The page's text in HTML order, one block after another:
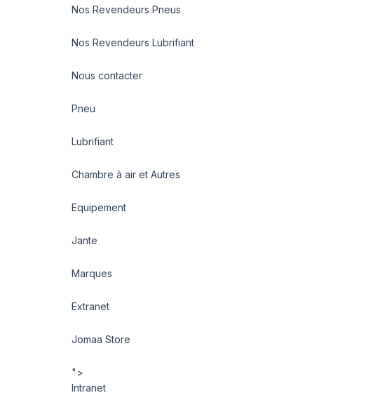
Nos Revendeurs Pneus
Nos Revendeurs Lubrifiant
Nous contacter
Pneu
Lubrifiant
Chambre à air et Autres
Equipement
Jante
Marques
Extranet
Jomaa Store
">
Intranet